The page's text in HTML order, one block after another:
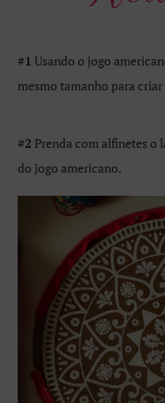
#1 Usando o jogo
mesmo tamanho para
#2 Prenda com alfinetes
do jogo americano.